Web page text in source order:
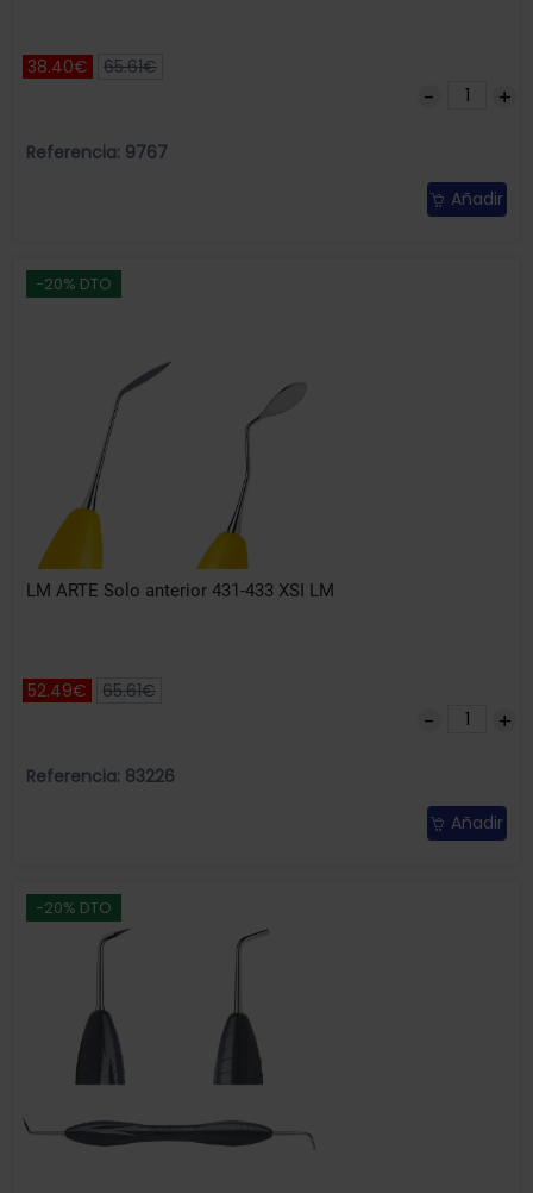
38.40€ 65.61€
Referencia: 9767
Añadir
-20% DTO
LM ARTE Solo anterior 431-433 XSI LM
52.49€ 65.61€
Referencia: 83226
Añadir
-20% DTO